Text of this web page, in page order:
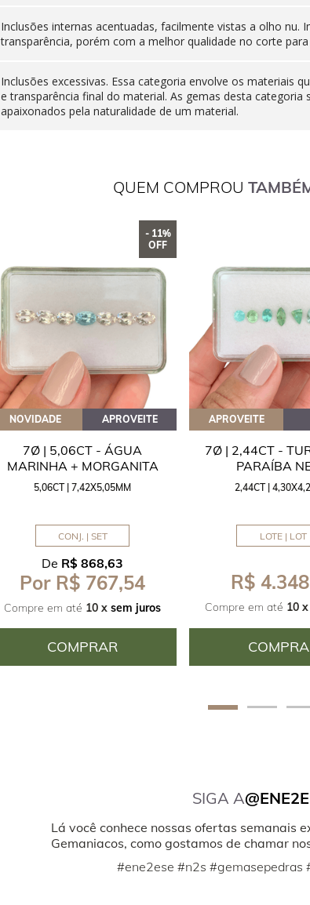
Inclusões internas acentuadas, facilmente vistas a olho
transparência, porém com a melhor qualidade no corte
Inclusões excessivas. Essa categoria envolve os materiais
e transparência final do material. As gemas desta
apaixonados pela naturalidade de um material.
QUEM COMPROU
- 11%
OFF
NOVIDADE APROVEITE
7Ø | 5,06CT - ÁGUA
MARINHA + MORGANITA
5,06CT | 7,42X5,05MM
CONJ. | SET
De R$ 868,63
Por R$ 767,54
Compre em até 10 x sem juros
COMPRAR
APROVEITE
7Ø | 2,44CT -
PARAÍBA
2,44CT |
LOTE | LOT
R$
Compre em até 10 x
SIGA A
Lá você conhece nossas ofertas semanais
Gemaniacos, como gostamos de chamar
#ene2ese #n2s #gemasepedras